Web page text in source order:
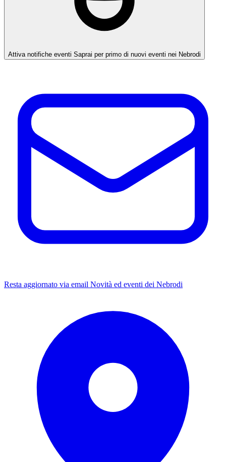
Attiva notifiche eventi Saprai per primo di nuovi eventi nei Nebrodi
Resta aggiornato via email Novità ed eventi dei Nebrodi